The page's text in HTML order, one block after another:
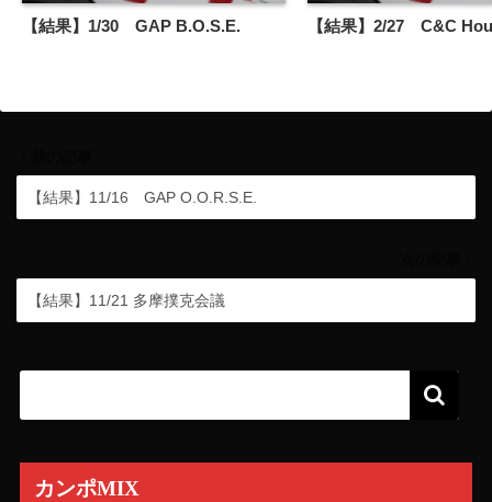
【結果】1/30 GAP B.O.S.E. 【結果】2/27 C&C
【結果】11/16 GAP O.O.R.S.E.
【結果】11/21 多摩撲克会議
カンポMIX